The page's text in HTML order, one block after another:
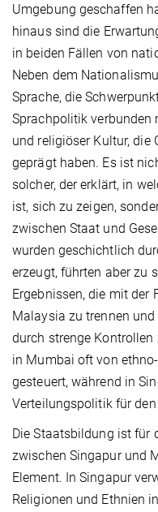
Umgebung geschaffen
hinaus sind die
in beiden Fällen von
Neben dem
Sprache, die
Sprachpolitik verbunden
und religiöser Kultur, die
geprägt haben. Es ist
solcher, der erklärt, in
ist, sich zu zeigen,
zwischen Staat und
wurden geschichtlich
erzeugt, führten aber zu
Ergebnissen, die mit der
Malaysia zu trennen
durch strenge Kontrollen
in Mumbai oft von
gesteuert, während in
Verteilungspolitik für
Die Staatsbildung ist für
zwischen Singapur und
Element. In Singapur
Religionen und Ethnien